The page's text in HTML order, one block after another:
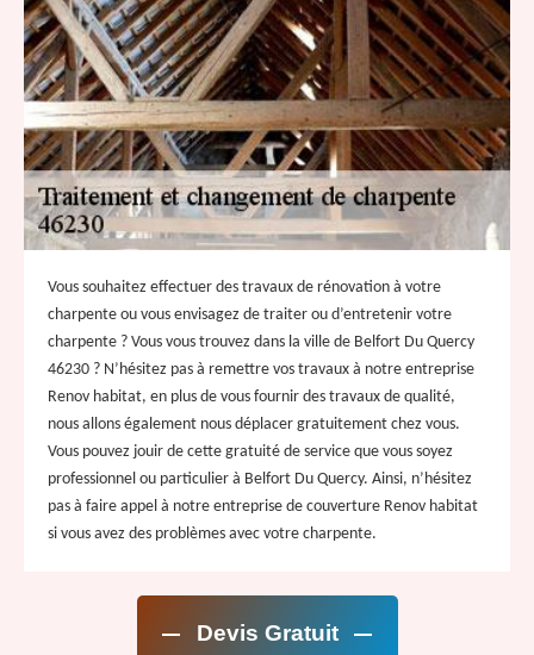
Vous souhaitez effectuer des travaux de rénovation à votre
charpente ou vous envisagez de traiter ou d’entretenir votre
charpente ? Vous vous trouvez dans la ville de Belfort Du Quercy
46230 ? N’hésitez pas à remettre vos travaux à notre entreprise
Renov habitat, en plus de vous fournir des travaux de qualité,
nous allons également nous déplacer gratuitement chez vous.
Vous pouvez jouir de cette gratuité de service que vous soyez
professionnel ou particulier à Belfort Du Quercy. Ainsi, n’hésitez
pas à faire appel à notre entreprise de couverture Renov habitat
si vous avez des problèmes avec votre charpente.
Devis Gratuit